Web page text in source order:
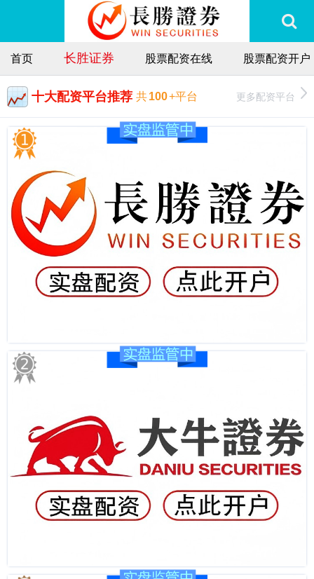
首页 长胜证券 股票配资在线 股票配资开户
十大配资平台推荐 共100+平台 更多配资平台